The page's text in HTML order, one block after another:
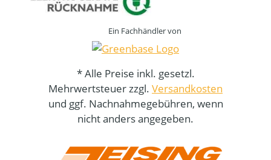
Ein Fachhändler von
* Alle Preise inkl. gesetzl.
Mehrwertsteuer zzgl. Versandkosten
und ggf. Nachnahmegebühren, wenn
nicht anders angegeben.